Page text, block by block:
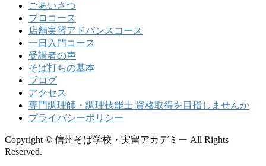
ごあいさつ
プロコース
店舗実習アドバンスコース
一日入門コース
受講者の声
そば打ちの基本
ブログ
アクセス
専門調理師・調理技能士 資格取得を目指しませんか
プライバシーポリシー
Copyright © 信州そば学校・実留アカデミー All Rights
Reserved.